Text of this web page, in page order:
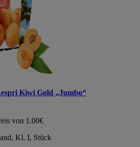
Kiwi Gold „Jumbo“
von 1.00€
Kl. I, Stück